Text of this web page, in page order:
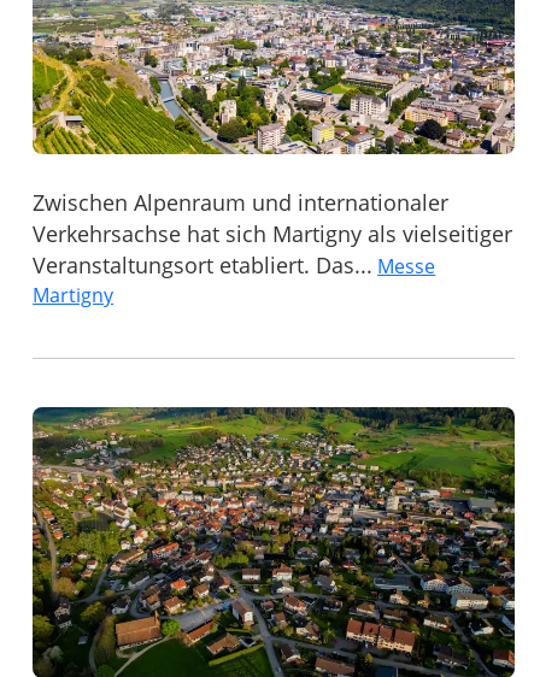
Zwischen Alpenraum und internationaler
Verkehrsachse hat sich Martigny als vielseitiger
Veranstaltungsort etabliert. Das... Messe
Martigny